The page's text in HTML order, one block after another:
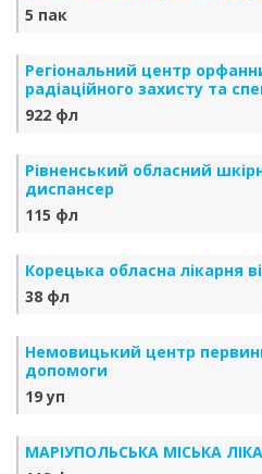
5 пак
Регіональний центр
радіаційного захисту та
922 фл
Рівненський обласний
диспансер
115 фл
Корецька обласна лікарня
38 фл
Немовицький центр
допомоги
19 уп
МАРІУПОЛЬСЬКА МІСЬКА